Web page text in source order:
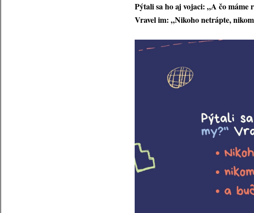
Pýtali sa ho aj vojaci: „A čo máme
Vravel im: „Nikoho netrápte,